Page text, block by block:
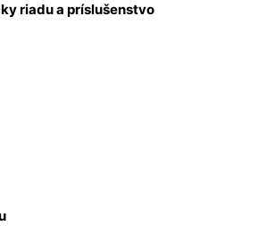
riadu a príslušenstvo